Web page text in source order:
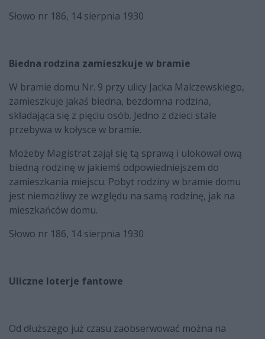
Słowo nr 186, 14 sierpnia 1930
Biedna rodzina zamieszkuje w bramie
W bramie domu Nr. 9 przy ulicy Jacka Malczewskiego,
zamieszkuje jakaś biedna, bezdomna rodzina,
składająca się z pięciu osób. Jedno z dzieci stale
przebywa w kołysce w bramie.
Możeby Magistrat zajął się tą sprawą i ulokował ową
biedną rodzinę w jakiemś odpowiedniejszem do
zamieszkania miejscu. Pobyt rodziny w bramie domu
jest niemożliwy ze względu na samą rodzinę, jak na
mieszkańców domu.
Słowo nr 186, 14 sierpnia 1930
Uliczne loterje fantowe
Od dłuższego już czasu zaobserwować można na